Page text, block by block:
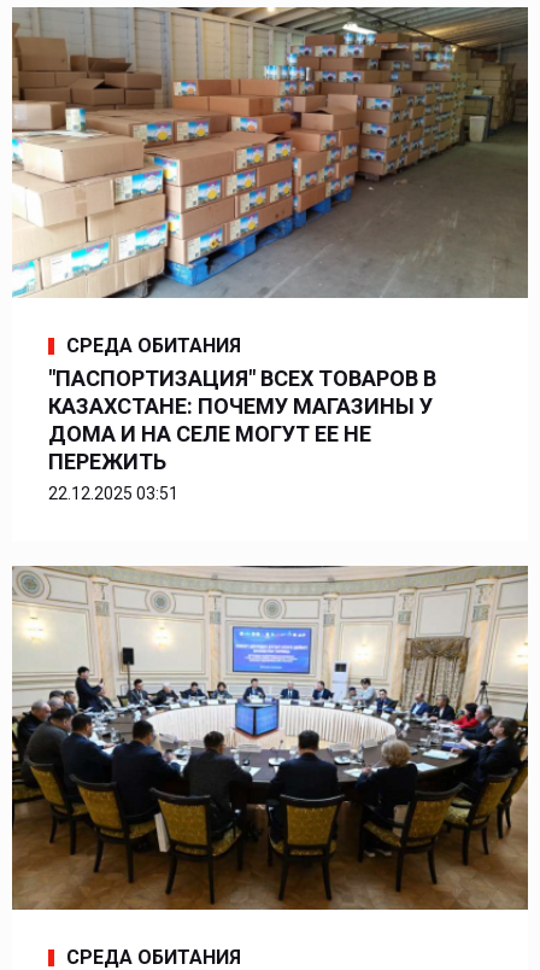
СРЕДА ОБИТАНИЯ
"ПАСПОРТИЗАЦИЯ" ВСЕХ ТОВАРОВ В
КАЗАХСТАНЕ: ПОЧЕМУ МАГАЗИНЫ У
ДОМА И НА СЕЛЕ МОГУТ ЕЕ НЕ
ПЕРЕЖИТЬ
22.12.2025 03:51
СРЕДА ОБИТАНИЯ